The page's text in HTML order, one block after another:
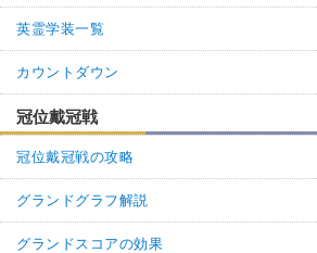
英霊学装一覧
カウントダウン
冠位戴冠戦
冠位戴冠戦の攻略
グランドグラフ解説
グランドスコアの効果